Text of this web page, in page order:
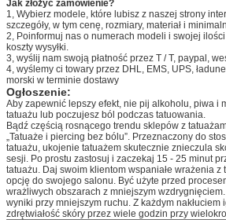
Jak złożyć zamówienie?
1, Wybierz modele, które lubisz z naszej strony
szczegóły, w tym cenę, rozmiary, materiał i
2, Poinformuj nas o numerach modeli i swojej
koszty wysyłki.
3, wyślij nam swoją płatność przez T / T, paypal,
4, wyślemy ci towary przez DHL, EMS, UPS,
morski w terminie dostawy
Ogłoszenie:
Aby zapewnić lepszy efekt, nie pij alkoholu, piwa i
tatuażu lub poczujesz ból podczas tatuowania.
Bądź częścią rosnącego trendu sklepów z
„Tatuaże i piercing bez bólu”. Przeznaczony do
tatuażu, ukojenie tatuażem skutecznie znieczula
sesji. Po prostu zastosuj i zaczekaj 15 - 25 minut
tatuażu. Daj swoim klientom wspaniałe wrażenia
opcję do swojego salonu. Być użyte przed
wrażliwych obszarach z mniejszym
wyniki przy mniejszym ruchu. Z każdym nakłuciem
zdrętwiałość skóry przez wiele godzin przy